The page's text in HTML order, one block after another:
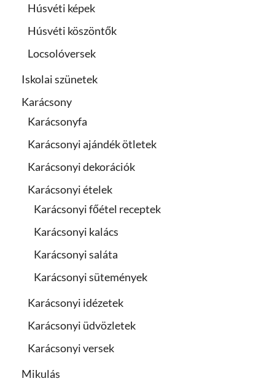
Húsvéti képek
Húsvéti köszöntők
Locsolóversek
Iskolai szünetek
Karácsony
Karácsonyfa
Karácsonyi ajándék ötletek
Karácsonyi dekorációk
Karácsonyi ételek
Karácsonyi főétel receptek
Karácsonyi kalács
Karácsonyi saláta
Karácsonyi sütemények
Karácsonyi idézetek
Karácsonyi üdvözletek
Karácsonyi versek
Mikulás